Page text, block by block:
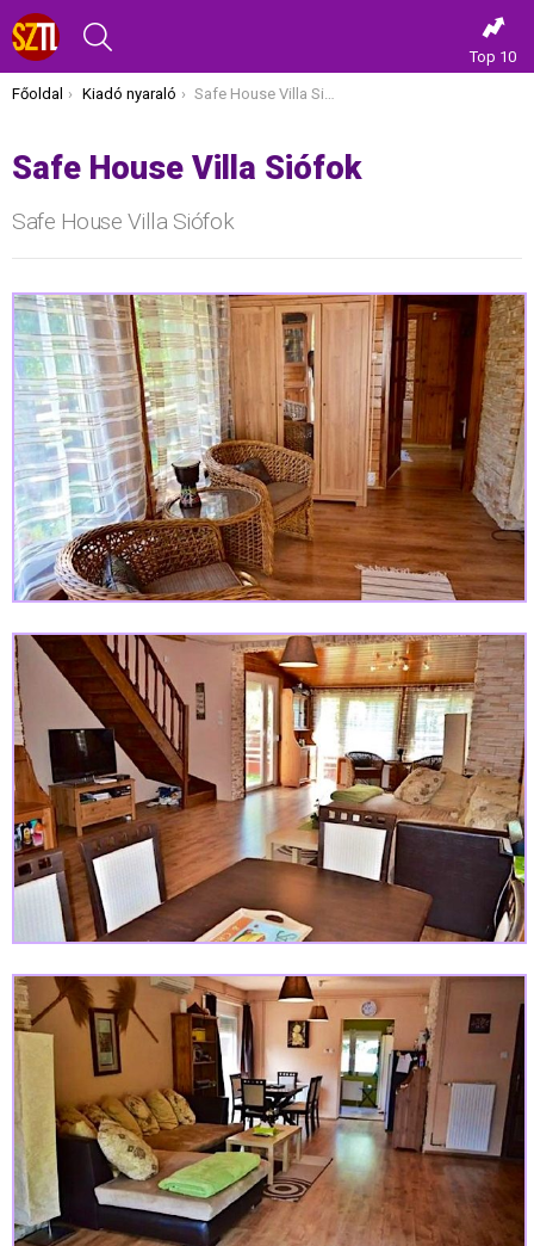
Top 10
Itt vagy most:
Főoldal Kiadó nyaraló Safe House Villa Siófok
Safe House Villa Siófok
Safe House Villa Siófok